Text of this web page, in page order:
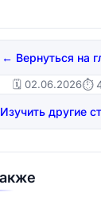
← Вернуться на
🗓️ 02.06.2026⏱
Изучить другие